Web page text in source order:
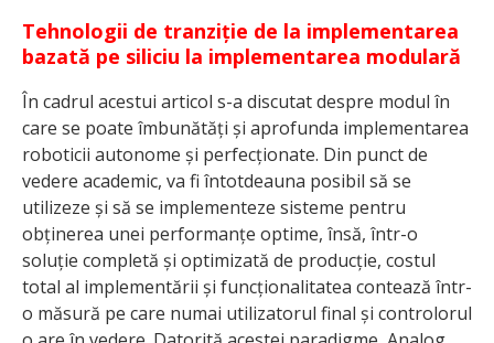
Tehnologii de tranziție de la implementarea
bazată pe siliciu la implementarea modulară
În cadrul acestui articol s-a discutat despre modul în
care se poate îmbunătăți și aprofunda implementarea
roboticii autonome și perfecționate. Din punct de
vedere academic, va fi întotdeauna posibil să se
utilizeze și să se implementeze sisteme pentru
obținerea unei performanțe optime, însă, într-o
soluție completă și optimizată de producție, costul
total al implementării și funcționalitatea contează într-
o măsură pe care numai utilizatorul final și controlorul